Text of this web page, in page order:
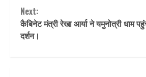
Next:
कैबिनेट मंत्री रेखा आर्या ने यमुनोत्री धाम
दर्शन।